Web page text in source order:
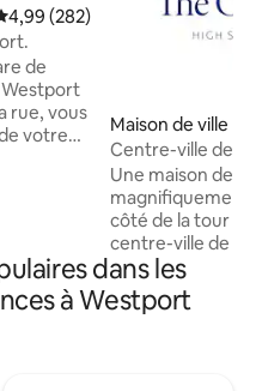
moyenne sur la
4,99 (282)
de
rue, vous
votre
logement
et
Maison de ville ⋅
Centre-ville de
Une maison de
magnifiquement
côté de la tour «
centre-ville de
propriété des
caractère et de
monde. Elle a été
dans les
à Westport